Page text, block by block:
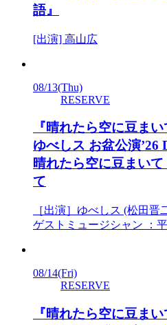
語』
[出演] 高山広
08/13(Thu)
RESERVE
『晴れたら空に豆まい
ゆべしス お盆公演’26
晴れたら空に豆まい
て
［出演］ゆべしス (松田晋
ゲストミュージシャン ：
08/14(Fri)
RESERVE
『晴れたら空に豆まい